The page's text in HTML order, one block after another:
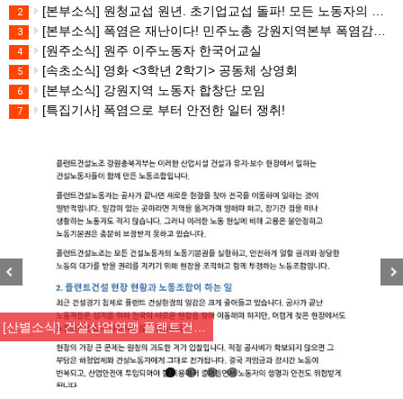
2 [본부소식] 원청교섭 원년. 초기업교섭 돌파! 모든 노동자의 노동기본권 쟁취! 민주노총 7.15 총파업대회
3 [본부소식] 폭염은 재난이다! 민주노총 강원지역본부 폭염감시단 선포 기자회견
4 [원주소식] 원주 이주노동자 한국어교실
5 [속초소식] 영화 <3학년 2학기> 공동체 상영회
6 [본부소식] 강원지역 노동자 합창단 모임
7 [특집기사] 폭염으로 부터 안전한 일터 쟁취!
[산별소식] 건설산업연맹 플랜트건…